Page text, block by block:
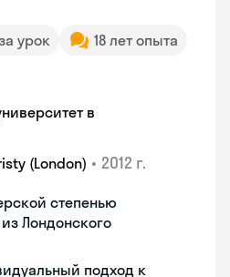
урок
18 лет опыта
в
(London) • 2012 г.
степенью
Лондонского
подход к